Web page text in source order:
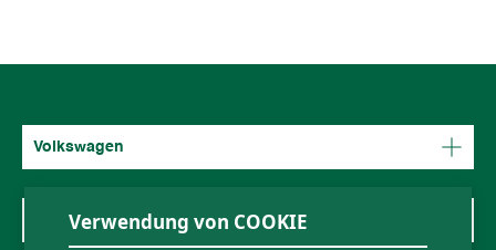
Volkswagen
Mercedes-Benz
Verwendung von COOKIE